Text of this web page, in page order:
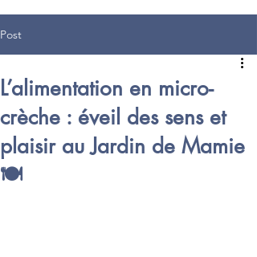
Post
L’alimentation en micro-
crèche : éveil des sens et
plaisir au Jardin de Mamie
🍽️